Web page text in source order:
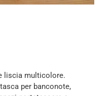
liscia multicolore.
per banconote,